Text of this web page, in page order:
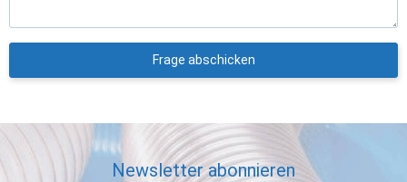
Frage abschicken
Newsletter abonnieren